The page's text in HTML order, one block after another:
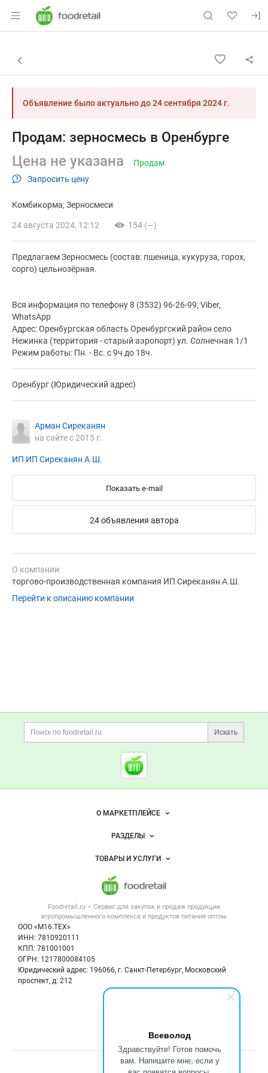
Всеволод
Здравствуйте! Готов помочь
вам. Напишите мне, если у
Раздел навигации по сайту
Объявление: Продам:
Навигация и управление объявлением
Назад к списку объявлений
Объявление было актуально до24 сентября 2024 г.
Продам: зерносмесь в Оренбурге
Цена не указана
Запросить цену
Продам
Комбикорма; Зерносмеси
24 августа 2024, 12:12 154 (—)
Предлагаем Зерносмесь (состав: пшеница, кукуруза, горох,
сорго) цельнозёрная.
Вся информация по телефону 8 (3532) 96-26-99, Viber,
WhatsApp
Адрес: Оренбургская область Оренбургский район село
Нежинка (территория - старый аэропорт) ул. Солнечная 1/1
Режим работы: Пн. - Вс. с 9ч до 18ч.
Оренбург (Юридический адрес)
Арман Сиреканян
на сайте с 2015 г.
ИП ИП Сиреканян А.Ш.
Показать e-mail
24 объявления автора
О компании
торгово-производственная компания ИП Сиреканян А.Ш.
Перейти к описанию компании
Дополнительная информация
Поиск по сайту и
Искать
Cсылки на полезные
Foodretail.ru
— продукты
Важные разделы и контакты
Foodretail.ru – Сервис для закупок и продаж продукции
агропромышленного комплекса и продуктов питания оптом.
ООО «М16.ТЕХ»
ИНН: 7810920111
КПП: 781001001
ОГРН: 1217800084105
Юридический адрес: 196066, г. Санкт-Петербург, Московский
проспект, д. 212
Навигация по сайтуО МАРКЕТПЛЕЙСЕ
Новости Foodretail.ru
Размещение рекламы
Публичная оферта
Контактная информация
Политика обработки персональных данных
РАЗДЕЛЫ
Объявления
Новости рынка
Вакансии
ТОВАРЫ И УСЛУГИ
Напитки, соки, вода
Оборудование для пищепрома
Информация о компаниях
Карта объявлений
Счетчики, авторское право, логотипы